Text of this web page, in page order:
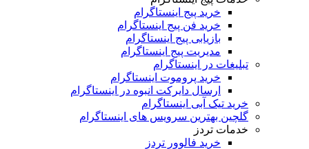
خرید پیج اینستاگرام
خرید فن پیج اینستاگرام
بازیابی پیج اینستاگرام
مدیریت پیج اینستاگرام
تبلیغات در اینستاگرام
خرید پروموت اینستاگرام
ارسال دایرکت انبوه در اینستاگرام
خرید تیک آبی اینستاگرام
گلچین بهترین سرویس های اینستاگرام
خدمات تردز
خرید فالوور تردز